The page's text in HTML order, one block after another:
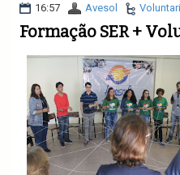
16:57 Avesol
Formação SER +